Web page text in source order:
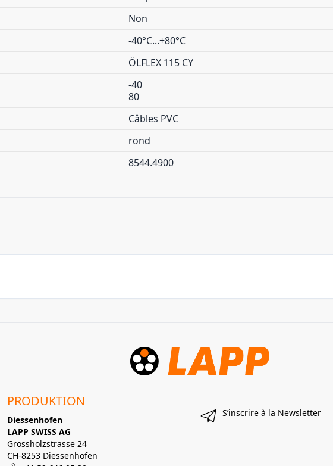
Non
-40°C...+80°C
ÖLFLEX 115 CY
-40
80
Câbles PVC
rond
8544.4900
PRODUKTION
Diessenhofen
LAPP SWISS AG
Grossholzstrasse 24
CH-8253 Diessenhofen
S’inscrire à la Newsletter